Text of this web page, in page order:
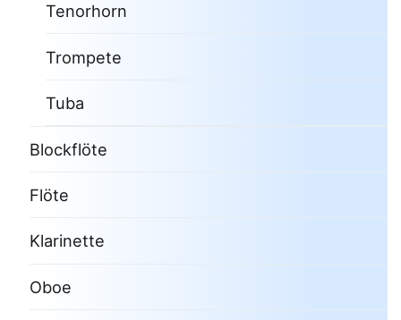
Tenorhorn
Trompete
Tuba
Blockflöte
Flöte
Klarinette
Oboe